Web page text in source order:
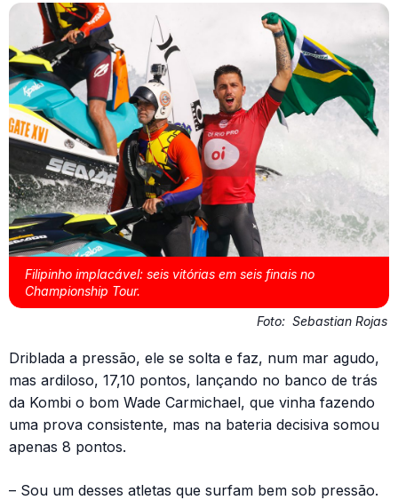
Filipinho implacável: seis vitórias em seis finais no
Championship Tour.
Foto: Sebastian Rojas
Driblada a pressão, ele se solta e faz, num mar agudo,
mas ardiloso, 17,10 pontos, lançando no banco de trás
da Kombi o bom Wade Carmichael, que vinha fazendo
uma prova consistente, mas na bateria decisiva somou
apenas 8 pontos.
– Sou um desses atletas que surfam bem sob pressão.